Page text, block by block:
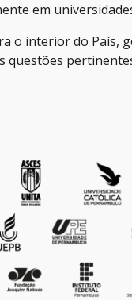
em
o interior do País,
questões